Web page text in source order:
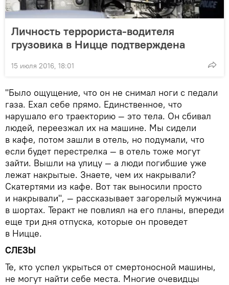
Личность террориста-водителя
грузовика в Ницце подтверждена
15 июля 2016, 18:01
"Было ощущение, что он не снимал ноги с педали
газа. Ехал себе прямо. Единственное, что
нарушало его траекторию — это тела. Он сбивал
людей, переезжал их на машине. Мы сидели
в кафе, потом зашли в отель, но подумали, что
если будет перестрелка — в отель тоже могут
зайти. Вышли на улицу — а люди погибшие уже
лежат накрытые. Знаете, чем их накрывали?
Скатертями из кафе. Вот так выносили просто
и накрывали", — рассказывает загорелый мужчина
в шортах. Теракт не повлиял на его планы, впереди
еще три дня отпуска, которые он проведет
в Ницце.
СЛЕЗЫ
Те, кто успел укрыться от смертоносной машины,
не могут найти себе места. Многие очевидцы